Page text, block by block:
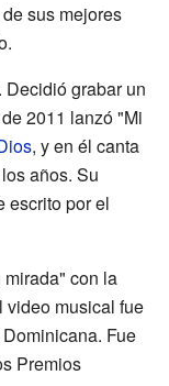
sus mejores
grabar un
2011 lanzó "Mi
, y en él canta
años. Su
escrito por el
con la
video musical fue
Fue
Premios